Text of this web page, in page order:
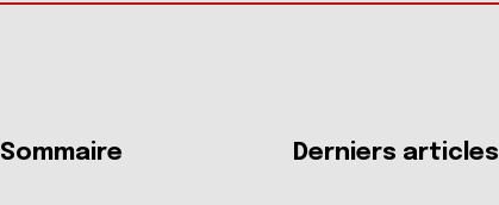
Sommaire Derniers articles